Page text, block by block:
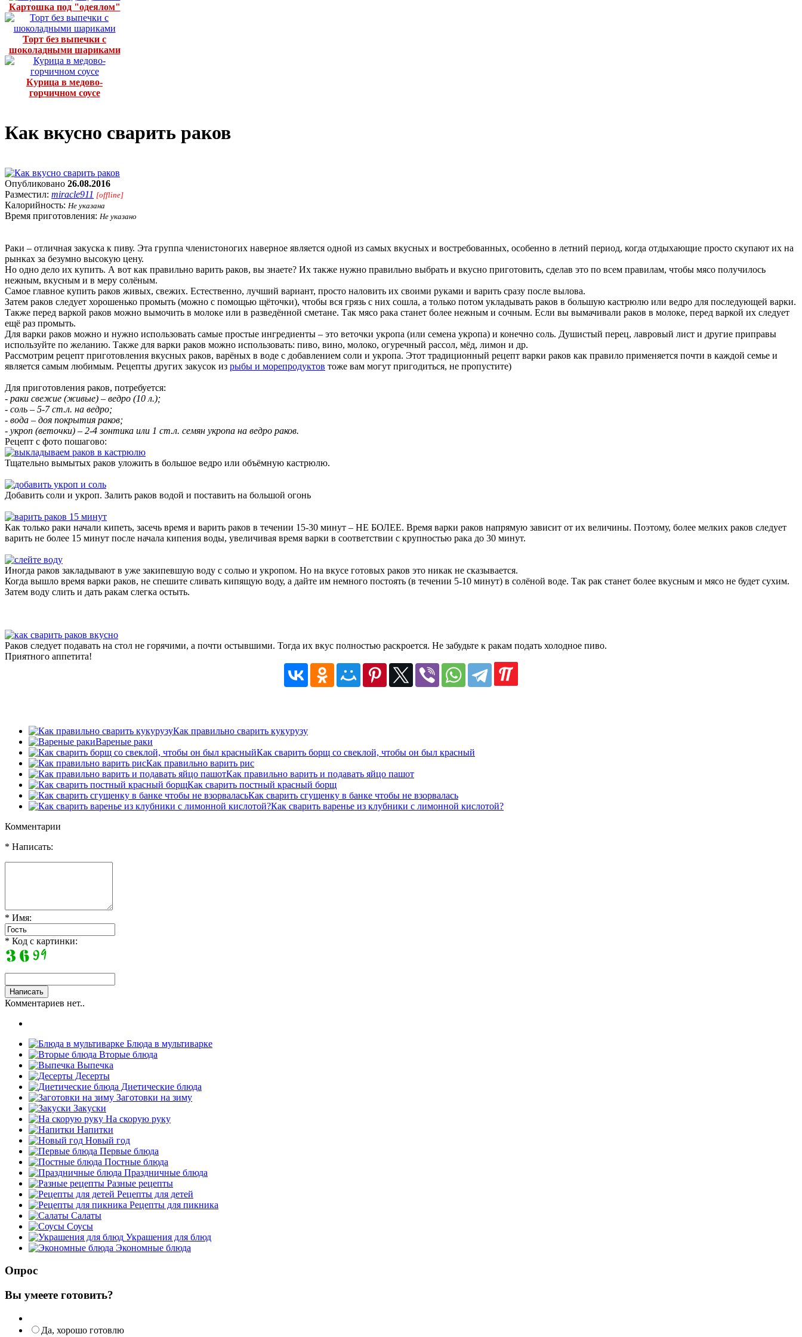
Картошка под "одеялом"
Торт без выпечки с
шоколадными шариками
Курица в медово-
горчичном соусе
Как вкусно сварить раков
Опубликовано 26.08.2016
Разместил: miracle911 [offline]
Калорийность: Не указана
Время приготовления: Не указано
Раки – отличная закуска к пиву. Эта группа членистоногих наверное является одной из самых вкусных и востребованных, особенно в летний период, когда отдыхающие просто скупают их на
рынках за безумно высокую цену.
Но одно дело их купить. А вот как правильно варить раков, вы знаете? Их также нужно правильно выбрать и вкусно приготовить, сделав это по всем правилам, чтобы мясо получилось
нежным, вкусным и в меру солёным.
Самое главное купить раков живых, свежих. Естественно, лучший вариант, просто наловить их своими руками и варить сразу после вылова.
Затем раков следует хорошенько промыть (можно с помощью щёточки), чтобы вся грязь с них сошла, а только потом укладывать раков в большую кастрюлю или ведро для последующей варки.
Также перед варкой раков можно вымочить в молоке или в разведённой сметане. Так мясо рака станет более нежным и сочным. Если вы вымачивали раков в молоке, перед варкой их следует
ещё раз промыть.
Для варки раков можно и нужно использовать самые простые ингредиенты – это веточки укропа (или семена укропа) и конечно соль. Душистый перец, лавровый лист и другие приправы
используйте по желанию. Также для варки раков можно использовать: пиво, вино, молоко, огуречный рассол, мёд, лимон и др.
Рассмотрим рецепт приготовления вкусных раков, варёных в воде с добавлением соли и укропа. Этот традиционный рецепт варки раков как правило применяется почти в каждой семье и
является самым любимым. Рецепты других закусок из рыбы и морепродуктов тоже вам могут пригодиться, не пропустите)
Для приготовления раков, потребуется:
- раки свежие (живые) – ведро (10 л.);
- соль – 5-7 ст.л. на ведро;
- вода – доя покрытия раков;
- укроп (веточки) – 2-4 зонтика или 1 ст.л. семян укропа на ведро раков.
Рецепт с фото пошагово:
Тщательно вымытых раков уложить в большое ведро или объёмную кастрюлю.
Добавить соли и укроп. Залить раков водой и поставить на большой огонь
Как только раки начали кипеть, засечь время и варить раков в течении 15-30 минут – НЕ БОЛЕЕ. Время варки раков напрямую зависит от их величины. Поэтому, более мелких раков следует
варить не более 15 минут после начала кипения воды, увеличивая время варки в соответствии с крупностью рака до 30 минут.
Иногда раков закладывают в уже закипевшую воду с солью и укропом. Но на вкусе готовых раков это никак не сказывается.
Когда вышло время варки раков, не спешите сливать кипящую воду, а дайте им немного постоять (в течении 5-10 минут) в солёной воде. Так рак станет более вкусным и мясо не будет сухим.
Затем воду слить и дать ракам слегка остыть.
Раков следует подавать на стол не горячими, а почти остывшими. Тогда их вкус полностью раскроется. Не забудьте к ракам подать холодное пиво.
Приятного аппетита!
Как правильно сварить кукурузу
Вареные раки
Как сварить борщ со свеклой, чтобы он был красный
Как правильно варить рис
Как правильно варить и подавать яйцо пашот
Как сварить постный красный борщ
Как сварить сгущенку в банке чтобы не взорвалась
Как сварить варенье из клубники с лимонной кислотой?
Комментарии
* Написать:
* Имя:
* Код с картинки:
Комментариев нет..
Блюда в мультиварке
Вторые блюда
Выпечка
Десерты
Диетические блюда
Заготовки на зиму
Закуски
На скорую руку
Напитки
Новый год
Первые блюда
Постные блюда
Праздничные блюда
Разные рецепты
Рецепты для детей
Рецепты для пикника
Салаты
Соусы
Украшения для блюд
Экономные блюда
Опрос
Вы умеете готовить?
Да, хорошо готовлю